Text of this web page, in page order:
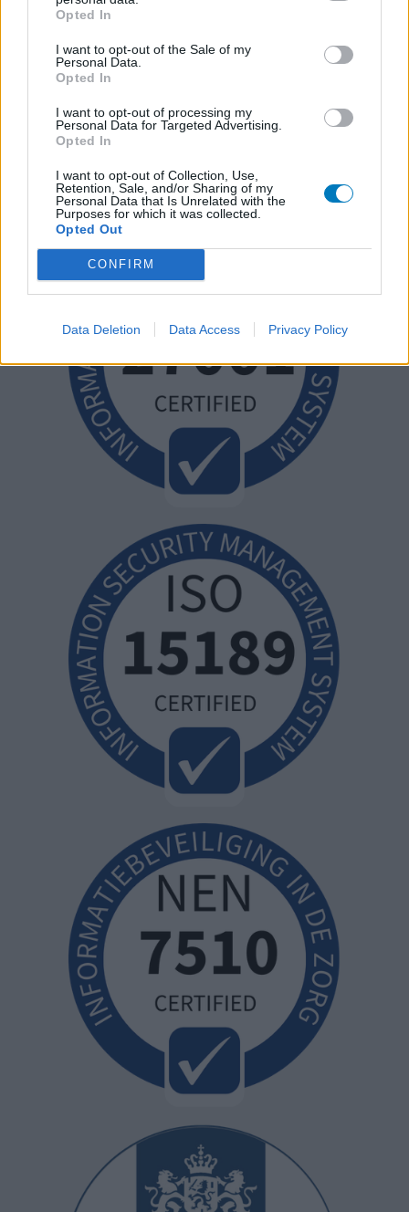
Opted In
I want to opt-out of the Sale of my
Personal Data.
Opted In
I want to opt-out of processing my
Personal Data for Targeted Advertising.
Opted In
I want to opt-out of Collection, Use,
Retention, Sale, and/or Sharing of my
Personal Data that Is Unrelated with the
Purposes for which it was collected.
Opted Out
CONFIRM
Data Deletion Data Access Privacy Policy